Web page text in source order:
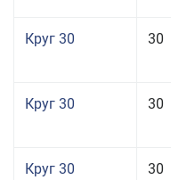
Круг 30 30
Круг 30 30
Круг 30 30